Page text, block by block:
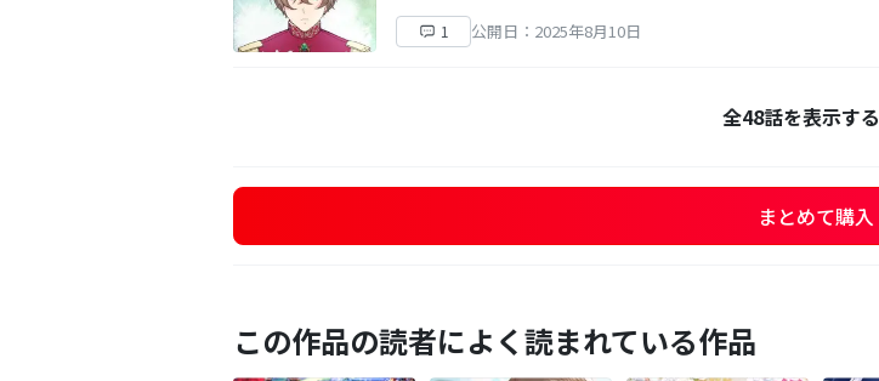
1 公開日：2025年8月10日
全48話を表示する
まとめて購入
この作品の読者によく読まれている作品